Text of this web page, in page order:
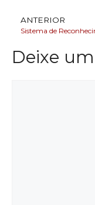
ANTERIOR
Deixe